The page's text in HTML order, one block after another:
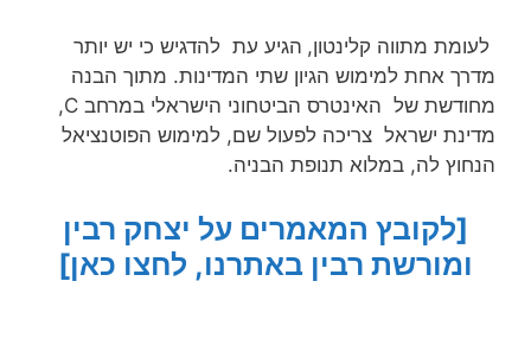
לעומת מתווה קלינטון, הגיע עת להדגיש כי יש יותר
מדרך אחת למימוש הגיון שתי המדינות. מתוך הבנה
מחודשת של האינטרס הביטחוני הישראלי במרחב C,
מדינת ישראל צריכה לפעול שם, למימוש הפוטנציאל
הנחוץ לה, במלוא תנופת הבניה.
[לקובץ המאמרים על יצחק רבין
ומורשת רבין באתרנו, לחצו כאן]